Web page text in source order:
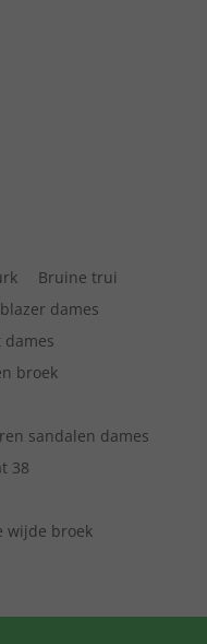
Bruine trui
dames
broek
sandalen dames
38
wijde broek